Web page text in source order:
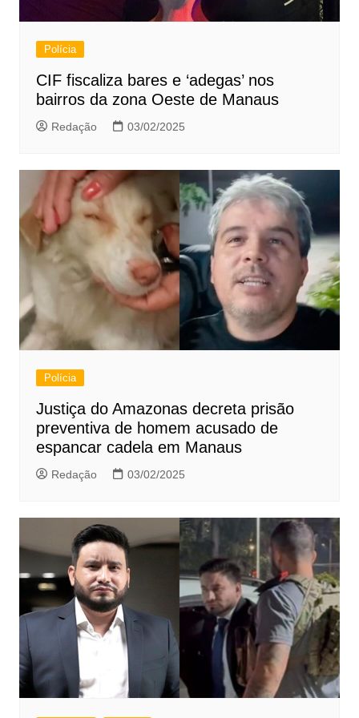
Polícia
CIF fiscaliza bares e ‘adegas’ nos
bairros da zona Oeste de Manaus
Redação 03/02/2025
Polícia
Justiça do Amazonas decreta prisão
preventiva de homem acusado de
espancar cadela em Manaus
Redação 03/02/2025